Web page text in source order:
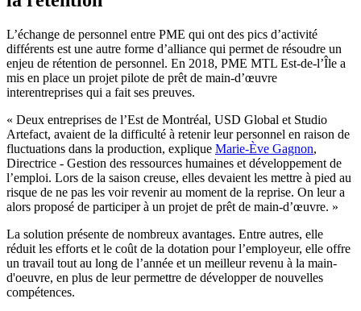
L’échange de personnel entre PME qui ont des pics d’activité
différents est une autre forme d’alliance qui permet de résoudre un
enjeu de rétention de personnel. En 2018, PME MTL Est-de-l’Île a
mis en place un projet pilote de prêt de main-d’œuvre
interentreprises qui a fait ses preuves.
« Deux entreprises de l’Est de Montréal, USD Global et Studio
Artefact, avaient de la difficulté à retenir leur personnel en raison de
fluctuations dans la production, explique Marie-Ève Gagnon,
Directrice - Gestion des ressources humaines et développement de
l’emploi. Lors de la saison creuse, elles devaient les mettre à pied au
risque de ne pas les voir revenir au moment de la reprise. On leur a
alors proposé de participer à un projet de prêt de main-d’œuvre. »
La solution présente de nombreux avantages. Entre autres, elle
réduit les efforts et le coût de la dotation pour l’employeur, elle offre
un travail tout au long de l’année et un meilleur revenu à la main-
d'oeuvre, en plus de leur permettre de développer de nouvelles
compétences.